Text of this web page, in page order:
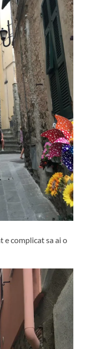
e complicat sa ai o